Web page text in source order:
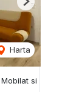
Harta
Next
si